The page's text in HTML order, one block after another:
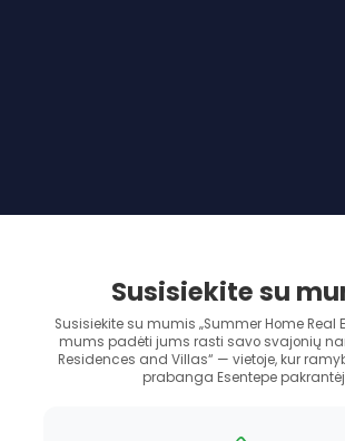
Susisiekite su
Susisiekite su mumis „Summer Home Real
mums padėti jums rasti savo svajonių
Residences and Villas“ — vietoje, kur
prabanga Esentepe